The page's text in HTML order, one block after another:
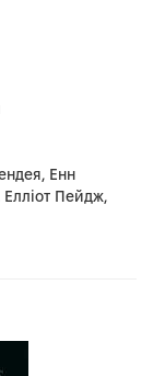
Енн
Елліот Пейдж,